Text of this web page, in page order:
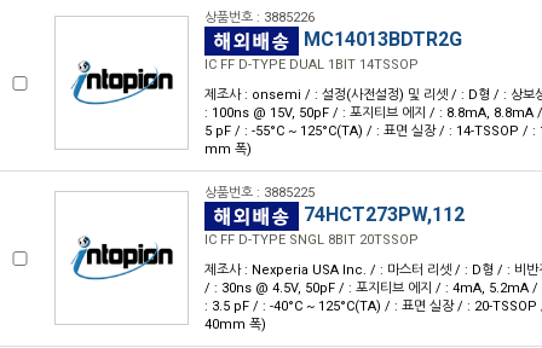
상품번호 : 3885226
MC14013BDTR2G
IC FF D-TYPE DUAL 1BIT 14TSSOP
제조사 : onsemi / : 설정(사전설정) 및 리셋 / : D형 / : 상
: 100ns @ 15V, 50pF / : 포지티브 에지 / : 8.8mA,
5 pF / : -55°C ~ 125°C(TA) / : 표면 실장 / : 14-TSSOP / :
mm 폭)
상품번호 : 3885225
74HCT273PW,112
IC FF D-TYPE SNGL 8BIT 20TSSOP
제조사 : Nexperia USA Inc. / : 마스터 리셋 / : D형 / : 비
/ : 30ns @ 4.5V, 50pF / : 포지티브 에지 / : 4mA, 5.2mA
: 3.5 pF / : -40°C ~ 125°C(TA) / : 표면 실장 / : 20-
40mm 폭)